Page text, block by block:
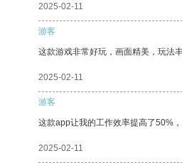
2025-02-11
游客
这款游戏非常好玩，画面精美，玩法
2025-02-11
游客
这款app让我的工作效率提高了50%
2025-02-11